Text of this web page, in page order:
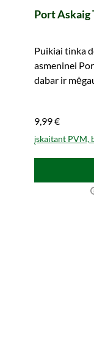
Port Askaig
Puikiai tinka
asmeninei
dabar ir
9,99 €
įskaitant PVM,